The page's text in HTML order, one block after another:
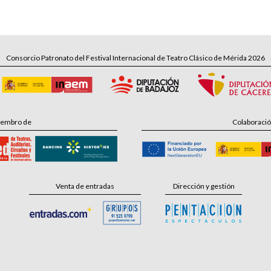
Consorcio Patronato del Festival Internacional de Teatro Clásico de Mérida 2026
de
Venta de entradas Dirección y gestión